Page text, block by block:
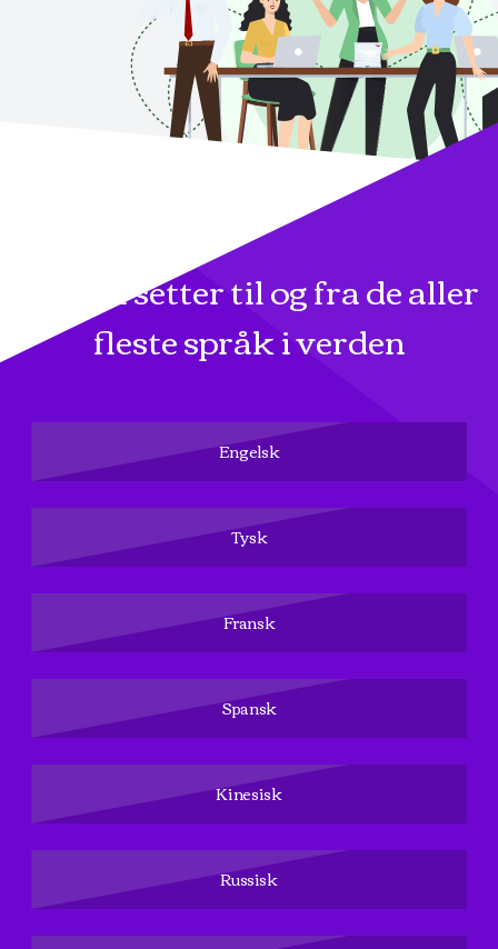
Vi oversetter til og fra de aller
fleste språk i verden
Engelsk
Tysk
Fransk
Spansk
Kinesisk
Russisk